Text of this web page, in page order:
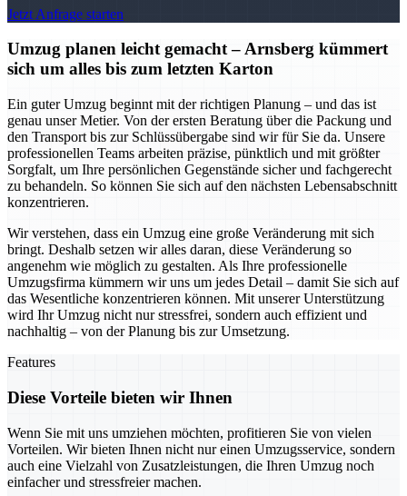
Jetzt Anfrage starten
Umzug planen leicht gemacht – Arnsberg kümmert
sich um alles bis zum letzten Karton
Ein guter Umzug beginnt mit der richtigen Planung – und das ist
genau unser Metier. Von der ersten Beratung über die Packung und
den Transport bis zur Schlüssübergabe sind wir für Sie da. Unsere
professionellen Teams arbeiten präzise, pünktlich und mit größter
Sorgfalt, um Ihre persönlichen Gegenstände sicher und fachgerecht
zu behandeln. So können Sie sich auf den nächsten Lebensabschnitt
konzentrieren.
Wir verstehen, dass ein Umzug eine große Veränderung mit sich
bringt. Deshalb setzen wir alles daran, diese Veränderung so
angenehm wie möglich zu gestalten. Als Ihre professionelle
Umzugsfirma kümmern wir uns um jedes Detail – damit Sie sich auf
das Wesentliche konzentrieren können. Mit unserer Unterstützung
wird Ihr Umzug nicht nur stressfrei, sondern auch effizient und
nachhaltig – von der Planung bis zur Umsetzung.
Features
Diese Vorteile bieten wir Ihnen
Wenn Sie mit uns umziehen möchten, profitieren Sie von vielen
Vorteilen. Wir bieten Ihnen nicht nur einen Umzugsservice, sondern
auch eine Vielzahl von Zusatzleistungen, die Ihren Umzug noch
einfacher und stressfreier machen.